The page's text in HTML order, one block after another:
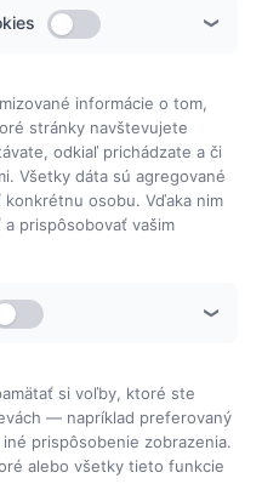
informácie o tom,
stránky navštevujete
odkiaľ prichádzate a či
Všetky dáta sú agregované
osobu. Vďaka nim
prispôsobovať vašim
si voľby, ktoré ste
— napríklad preferovaný
prispôsobenie zobrazenia.
alebo všetky tieto funkcie